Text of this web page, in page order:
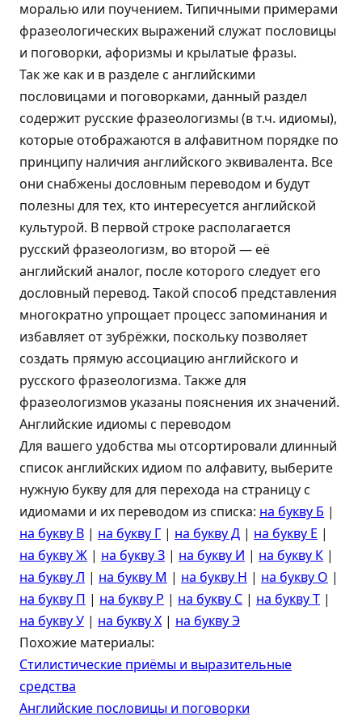
моралью или поучением. Типичными примерами
фразеологических выражений служат пословицы
и поговорки, афоризмы и крылатые фразы.
Так же как и в разделе с английскими
пословицами и поговорками, данный раздел
содержит русские фразеологизмы (в т.ч. идиомы),
которые отображаются в алфавитном порядке по
принципу наличия английского эквивалента. Все
они снабжены дословным переводом и будут
полезны для тех, кто интересуется английской
культурой. В первой строке располагается
русский фразеологизм, во второй — её
английский аналог, после которого следует его
дословный перевод. Такой способ представления
многократно упрощает процесс запоминания и
избавляет от зубрёжки, поскольку позволяет
создать прямую ассоциацию английского и
русского фразеологизма. Также для
фразеологизмов указаны пояснения их значений.
Английские идиомы с переводом
Для вашего удобства мы отсортировали длинный
список английских идиом по алфавиту, выберите
нужную букву для для перехода на страницу с
идиомами и их переводом из списка: на букву Б |
на букву В | на букву Г | на букву Д | на букву Е |
на букву Ж | на букву З | на букву И | на букву К |
на букву Л | на букву М | на букву Н | на букву О |
на букву П | на букву Р | на букву C | на букву Т |
на букву У | на букву Х | на букву Э
Похожие материалы:
Стилистические приёмы и выразительные
средства
Английские пословицы и поговорки